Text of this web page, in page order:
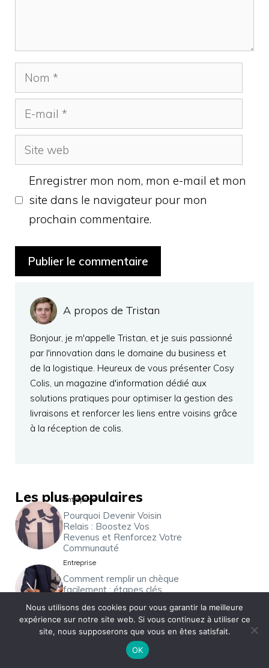
Nom
mail
Site
web
Enregistrer mon nom, mon e-mail et mon
site dans le navigateur pour mon
prochain commentaire.
A propos de Tristan
Bonjour, je m'appelle Tristan, et je suis passionné
par l'innovation dans le domaine du business et
de la logistique. Heureux de vous présenter Cosy
Colis, un magazine d'information dédié aux
solutions pratiques pour optimiser la gestion des
livraisons et renforcer les liens entre voisins grâce
à la réception de colis.
Les plus populaires
Entreprise
Pourquoi Devenir Voisin
Relais : Boostez Vos
Revenus et Renforcez Votre
Communauté
Entreprise
Comment remplir un chèque
facilement : étapes clés,
astuces anti-erreurs
Comment contacter le
service client Darty :
Nous utilisons des cookies pour vous garantir la meilleure
expérience sur notre site web. Si vous continuez à utiliser ce
site, nous supposerons que vous en êtes satisfait.
OK